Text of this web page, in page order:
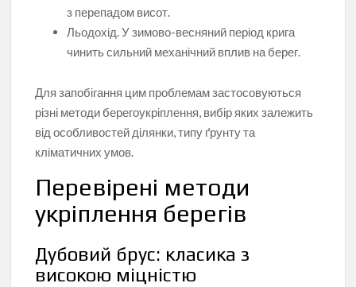
з перепадом висот.
Льодохід. У зимово-весняний період крига
чинить сильний механічний вплив на берег.
Для запобігання цим проблемам застосовуються
різні методи берегоукріплення, вибір яких залежить
від особливостей ділянки, типу ґрунту та
кліматичних умов.
Перевірені методи
укріплення берегів
Дубовий брус: класика з
високою міцністю